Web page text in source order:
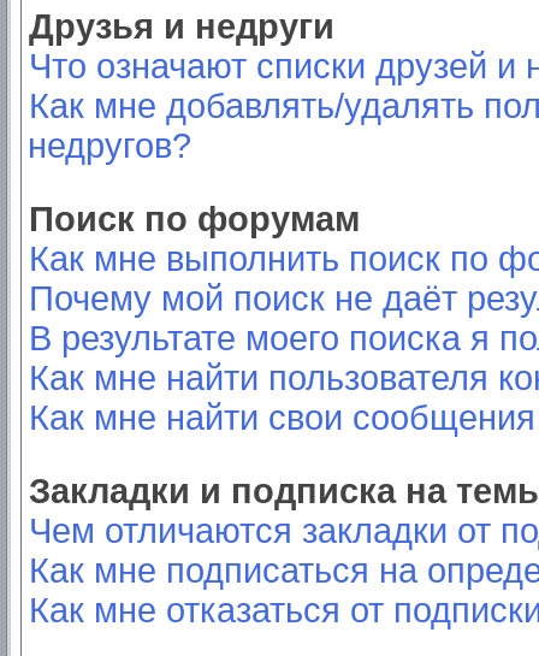
Друзья и недруги
Что означают списки друзей и
Как мне добавлять/удалять
недругов?
Поиск по форумам
Как мне выполнить поиск по
Почему мой поиск не даёт
В результате моего поиска я
Как мне найти пользователя
Как мне найти свои
Закладки и подписка на
Чем отличаются закладки от
Как мне подписаться на
Как мне отказаться от